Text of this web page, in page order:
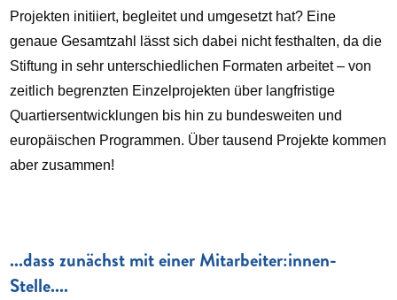
Projekten initiiert, begleitet und umgesetzt hat? Eine
genaue Gesamtzahl lässt sich dabei nicht festhalten, da die
Stiftung in sehr unterschiedlichen Formaten arbeitet – von
zeitlich begrenzten Einzelprojekten über langfristige
Quartiersentwicklungen bis hin zu bundesweiten und
europäischen Programmen. Über tausend Projekte kommen
aber zusammen!
...dass zunächst mit einer Mitarbeiter:innen-
Stelle....